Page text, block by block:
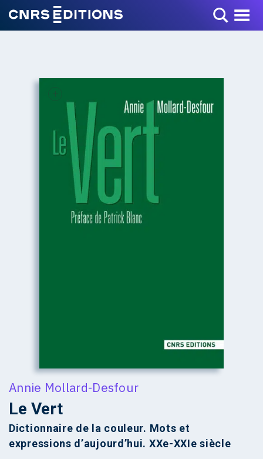
Toggle Menu
+
Annie Mollard-Desfour
Le Vert
Dictionnaire de la couleur. Mots et
expressions d’aujourd’hui. XXe-XXIe siècle